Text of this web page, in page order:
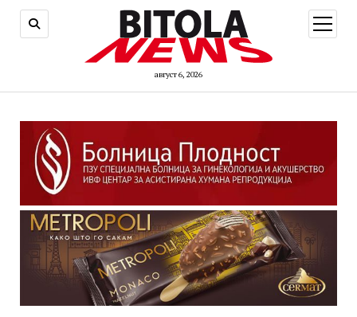
август 6, 2026
open
menu